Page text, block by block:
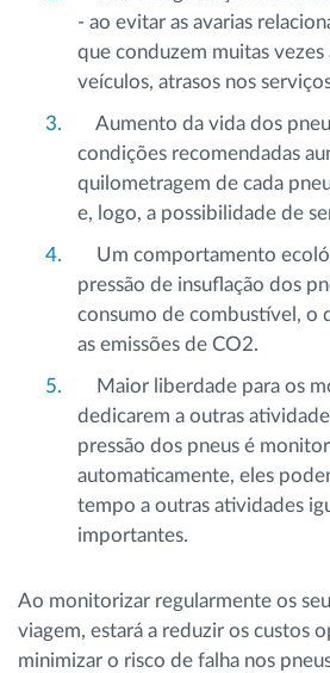
- ao evitar as avarias
que conduzem muitas vezes
veículos, atrasos nos
Aumento da vida dos
condições recomendadas
quilometragem de cada
e, logo, a possibilidade de
Um comportamento
pressão de insuflação dos
consumo de combustível, o
as emissões de CO2.
Maior liberdade para os
dedicarem a outras
pressão dos pneus é
automaticamente, eles
tempo a outras atividades
importantes.
Ao monitorizar regularmente os
viagem, estará a reduzir os custos
minimizar o risco de falha nos